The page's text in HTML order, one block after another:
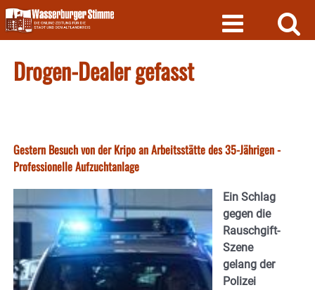
Skip
to
content
Drogen-Dealer gefasst
Gestern Besuch von der Kripo an Arbeitsstätte des 35-Jährigen -
Professionelle Aufzuchtanlage
Ein Schlag
gegen die
Rauschgift-
Szene
gelang der
Polizei